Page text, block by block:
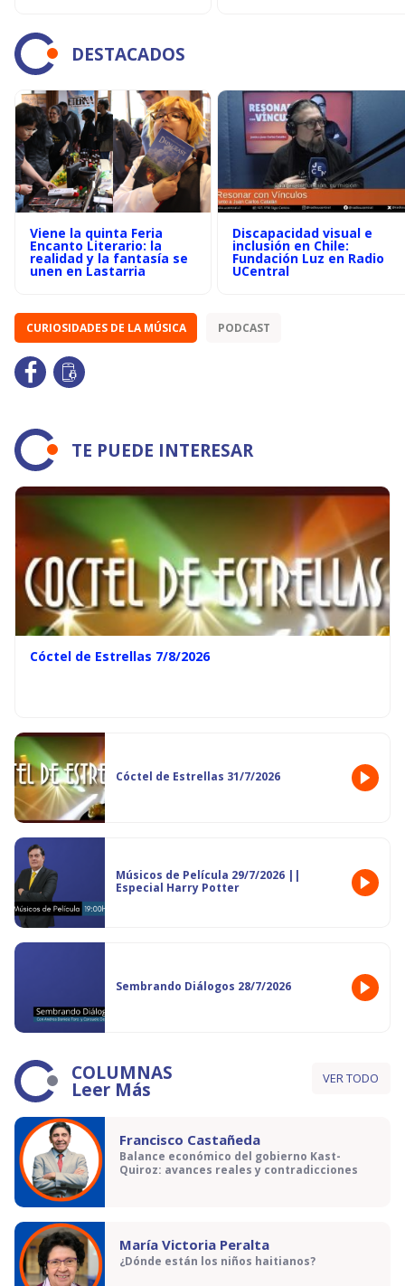
DESTACADOS
Viene la quinta Feria
Encanto Literario: la
realidad y la fantasía se
unen en Lastarria
Discapacidad visual e
inclusión en Chile:
Fundación Luz en Radio
UCentral
CURIOSIDADES DE LA MÚSICA PODCAST
TE PUEDE INTERESAR
Cóctel de Estrellas 7/8/2026
Cóctel de Estrellas 31/7/2026
Músicos de Película 29/7/2026 ||
Especial Harry Potter
Sembrando Diálogos 28/7/2026
COLUMNAS
Leer Más VER TODO
Francisco Castañeda
Balance económico del gobierno Kast-
Quiroz: avances reales y contradicciones
María Victoria Peralta
¿Dónde están los niños haitianos?